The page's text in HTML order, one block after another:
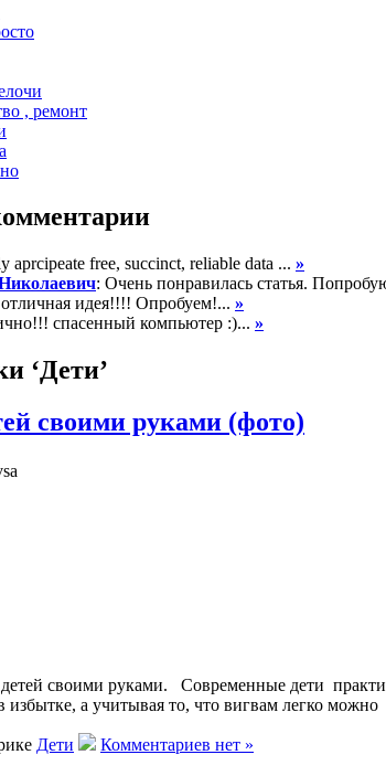
, ремонт
aprcipeate free, succinct, reliable data ... »
: Очень понравилась статья.
отличная идея!!!! Опробуем!... »
спасенный компьютер :)... »
‘Дети’
своими руками (фото)
детей своими руками. Современные дети
избытке, а учитывая то, что вигвам легко
Дети
Комментариев нет »